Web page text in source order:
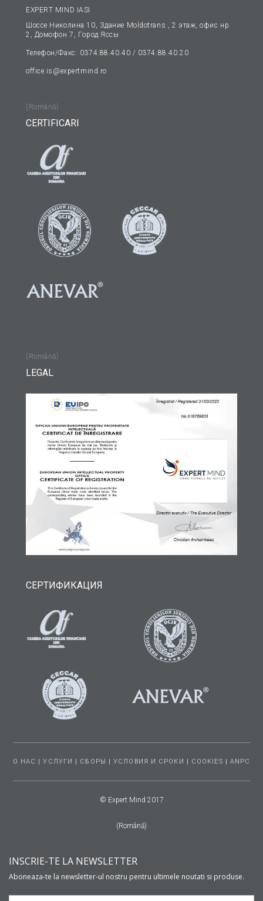
EXPERT MIND IASI
Шоссе Николина 10, Здание Moldotrans , 2 этаж, офис нp.
2, Домофон 7, Гopoд Яссы
Телефон/Факс: 0374.88.40.40 / 0374.88.40.20
office.is@expertmind.ro
(Română)
CERTIFICARI
(Română)
LEGAL
СЕРТИФИКАЦИЯ
О НАС |УСЛУГИ СБОРЫ |УСЛОВИЯ И СРОКИ COOKIES ANPC
© Expert Mind 2017
(Română)